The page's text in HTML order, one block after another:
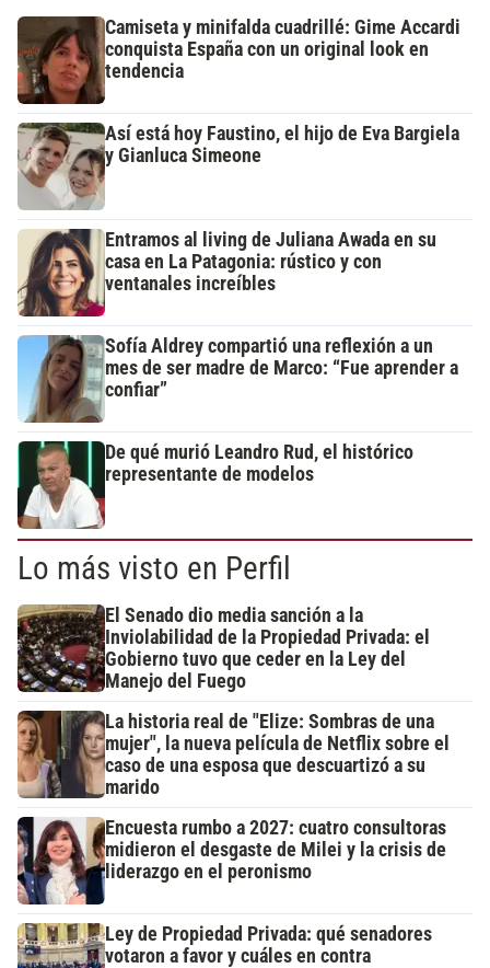
Camiseta y minifalda cuadrillé: Gime Accardi
conquista España con un original look en
tendencia
Así está hoy Faustino, el hijo de Eva Bargiela
y Gianluca Simeone
Entramos al living de Juliana Awada en su
casa en La Patagonia: rústico y con
ventanales increíbles
Sofía Aldrey compartió una reflexión a un
mes de ser madre de Marco: “Fue aprender a
confiar”
De qué murió Leandro Rud, el histórico
representante de modelos
Lo más visto en Perfil
El Senado dio media sanción a la
Inviolabilidad de la Propiedad Privada: el
Gobierno tuvo que ceder en la Ley del
Manejo del Fuego
La historia real de "Elize: Sombras de una
mujer", la nueva película de Netflix sobre el
caso de una esposa que descuartizó a su
marido
Encuesta rumbo a 2027: cuatro consultoras
midieron el desgaste de Milei y la crisis de
liderazgo en el peronismo
Ley de Propiedad Privada: qué senadores
votaron a favor y cuáles en contra